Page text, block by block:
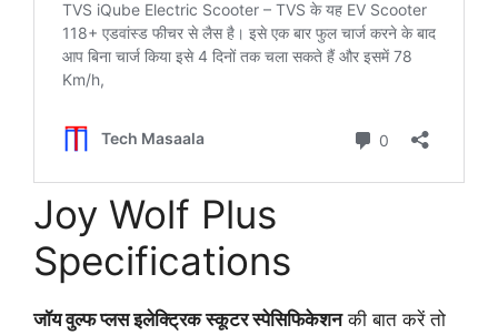
Joy Wolf Plus
Specifications
जॉय वुल्फ प्लस इलेक्ट्रिक स्कूटर स्पेसिफिकेशनकी बात करें तो